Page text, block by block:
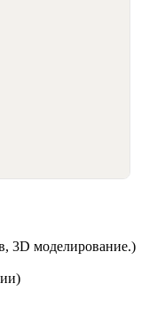
3D моделирование.)